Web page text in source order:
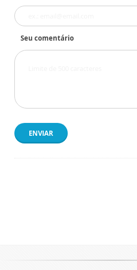
Seu comentário
ENVIAR